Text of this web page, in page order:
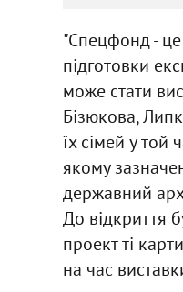
"Спецфонд - це
підготовки
може стати
Бізюкова,
їх сімей у той
якому
державний
До відкриття
проект ті
на час